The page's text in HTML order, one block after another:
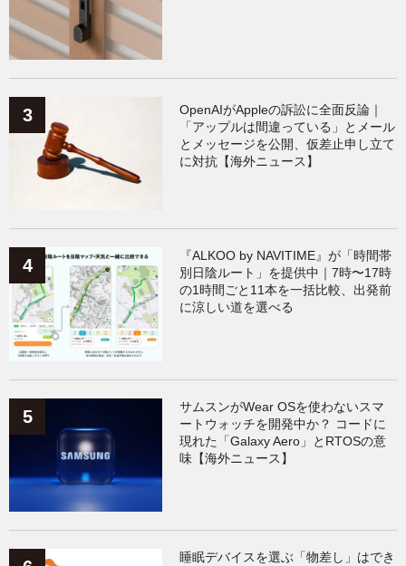
OpenAIがAppleの訴訟に全面反論｜
「アップルは間違っている」とメール
とメッセージを公開、仮差止申し立て
に対抗【海外ニュース】
『ALKOO by NAVITIME』が「時間帯
別日陰ルート」を提供中｜7時〜17時
の1時間ごと11本を一括比較、出発前
に涼しい道を選べる
サムスンがWear OSを使わないスマ
ートウォッチを開発中か？ コードに
現れた「Galaxy Aero」とRTOSの意
味【海外ニュース】
睡眠デバイスを選ぶ「物差し」はでき